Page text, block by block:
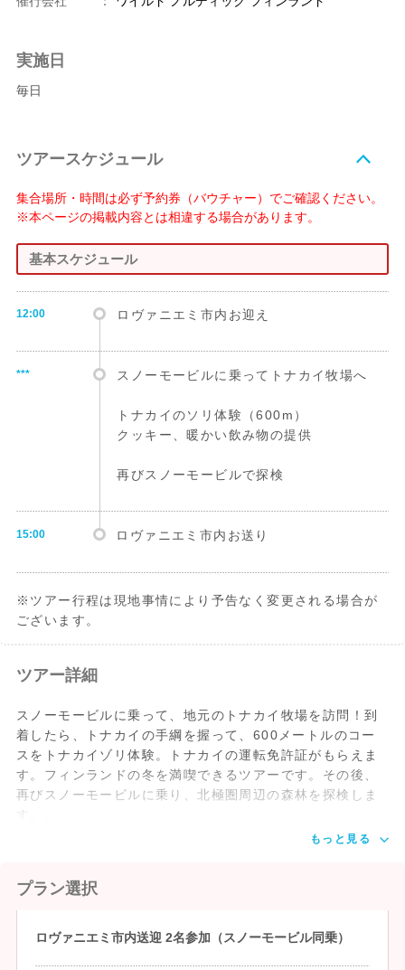
実施日
毎日
ツアースケジュール
集合場所・時間は必ず予約券（バウチャー）でご確認ください。
※本ページの掲載内容とは相違する場合があります。
基本スケジュール
12:00 ロヴァニエミ市内お迎え
*** スノーモービルに乗ってトナカイ牧場へ
トナカイのソリ体験（600m）
クッキー、暖かい飲み物の提供
再びスノーモービルで探検
15:00 ロヴァニエミ市内お送り
※ツアー行程は現地事情により予告なく変更される場合が
ございます。
ツアー詳細
スノーモービルに乗って、地元のトナカイ牧場を訪問！到
着したら、トナカイの手綱を握って、600メートルのコー
スをトナカイゾリ体験。トナカイの運転免許証がもらえま
す。フィンランドの冬を満喫できるツアーです。その後、
再びスノーモービルに乗り、北極圏周辺の森林を探検しま
もっと見る
プラン選択
ロヴァニエミ市内送迎 2名参加（スノーモービル同乗）